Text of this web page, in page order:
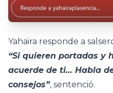
Yahaira responde a
“Si quieren portadas y
acuerde de ti… Habla
consejos”, sentenció.